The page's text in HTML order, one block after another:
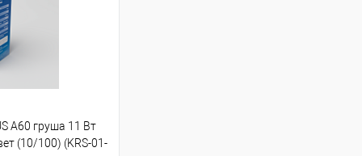
A60 груша 11 Вт
(10/100) (KRS-01-